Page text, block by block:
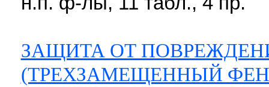
ЗАЩИТА ОТ
(ТРЕХЗАМЕЩЕННЫЙ